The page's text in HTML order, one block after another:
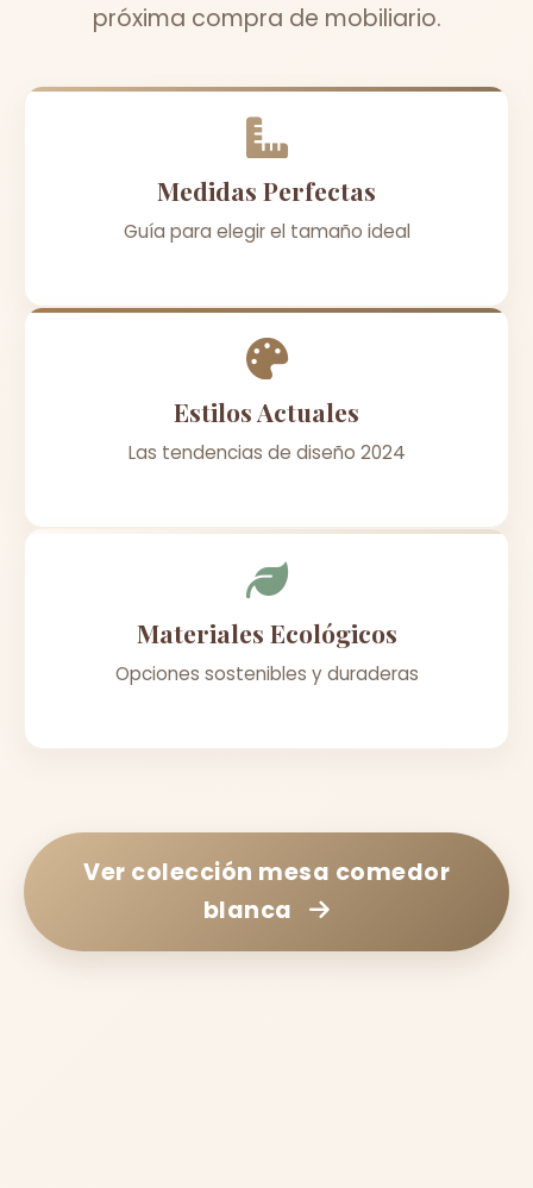
próxima compra de mobiliario.
Medidas Perfectas
Guía para elegir el tamaño ideal
Estilos Actuales
Las tendencias de diseño 2024
Materiales Ecológicos
Opciones sostenibles y duraderas
Ver colección mesa comedor
blanca